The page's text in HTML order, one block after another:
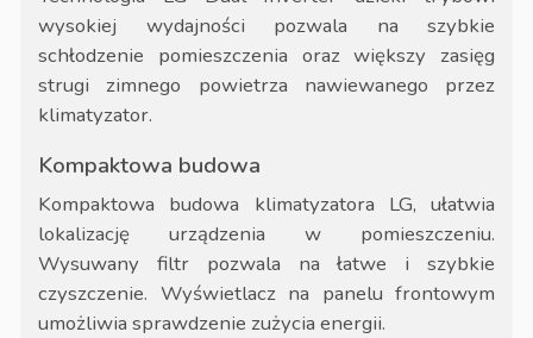
wysokiej wydajności pozwala na szybkie
schłodzenie pomieszczenia oraz większy zasięg
strugi zimnego powietrza nawiewanego przez
klimatyzator.
Kompaktowa budowa
Kompaktowa budowa klimatyzatora LG, ułatwia
lokalizację urządzenia w pomieszczeniu.
Wysuwany filtr pozwala na łatwe i szybkie
czyszczenie. Wyświetlacz na panelu frontowym
umożliwia sprawdzenie zużycia energii.